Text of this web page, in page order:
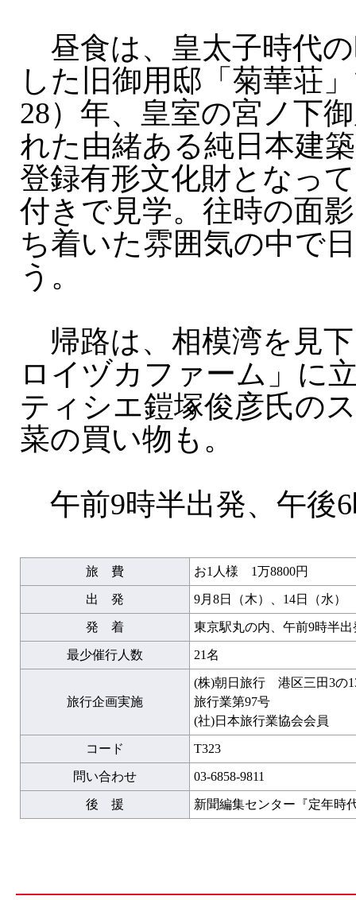
昼食は、皇太子時代
した旧御用邸「菊華荘
28）年、皇室の宮ノ下
れた由緒ある純日本建
登録有形文化財となっ
付きで見学。往時の面
ち着いた雰囲気の中で
う。
帰路は、相模湾を見
ロイヅカファーム」に
ティシエ鎧塚俊彦氏の
菜の買い物も。
午前9時半出発、午後
旅 費 お1人様 1万8800円
出 発 9月8日（木）、14日（水）
発 着 東京駅丸の内、午前9時半
最少催行人数 21名
旅行企画実施
(株)朝日旅行 港区三田3の
旅行業第97号
(社)日本旅行業協会会員
コード T323
問い合わせ 03-6858-9811
後 援 新聞編集センター『定年時